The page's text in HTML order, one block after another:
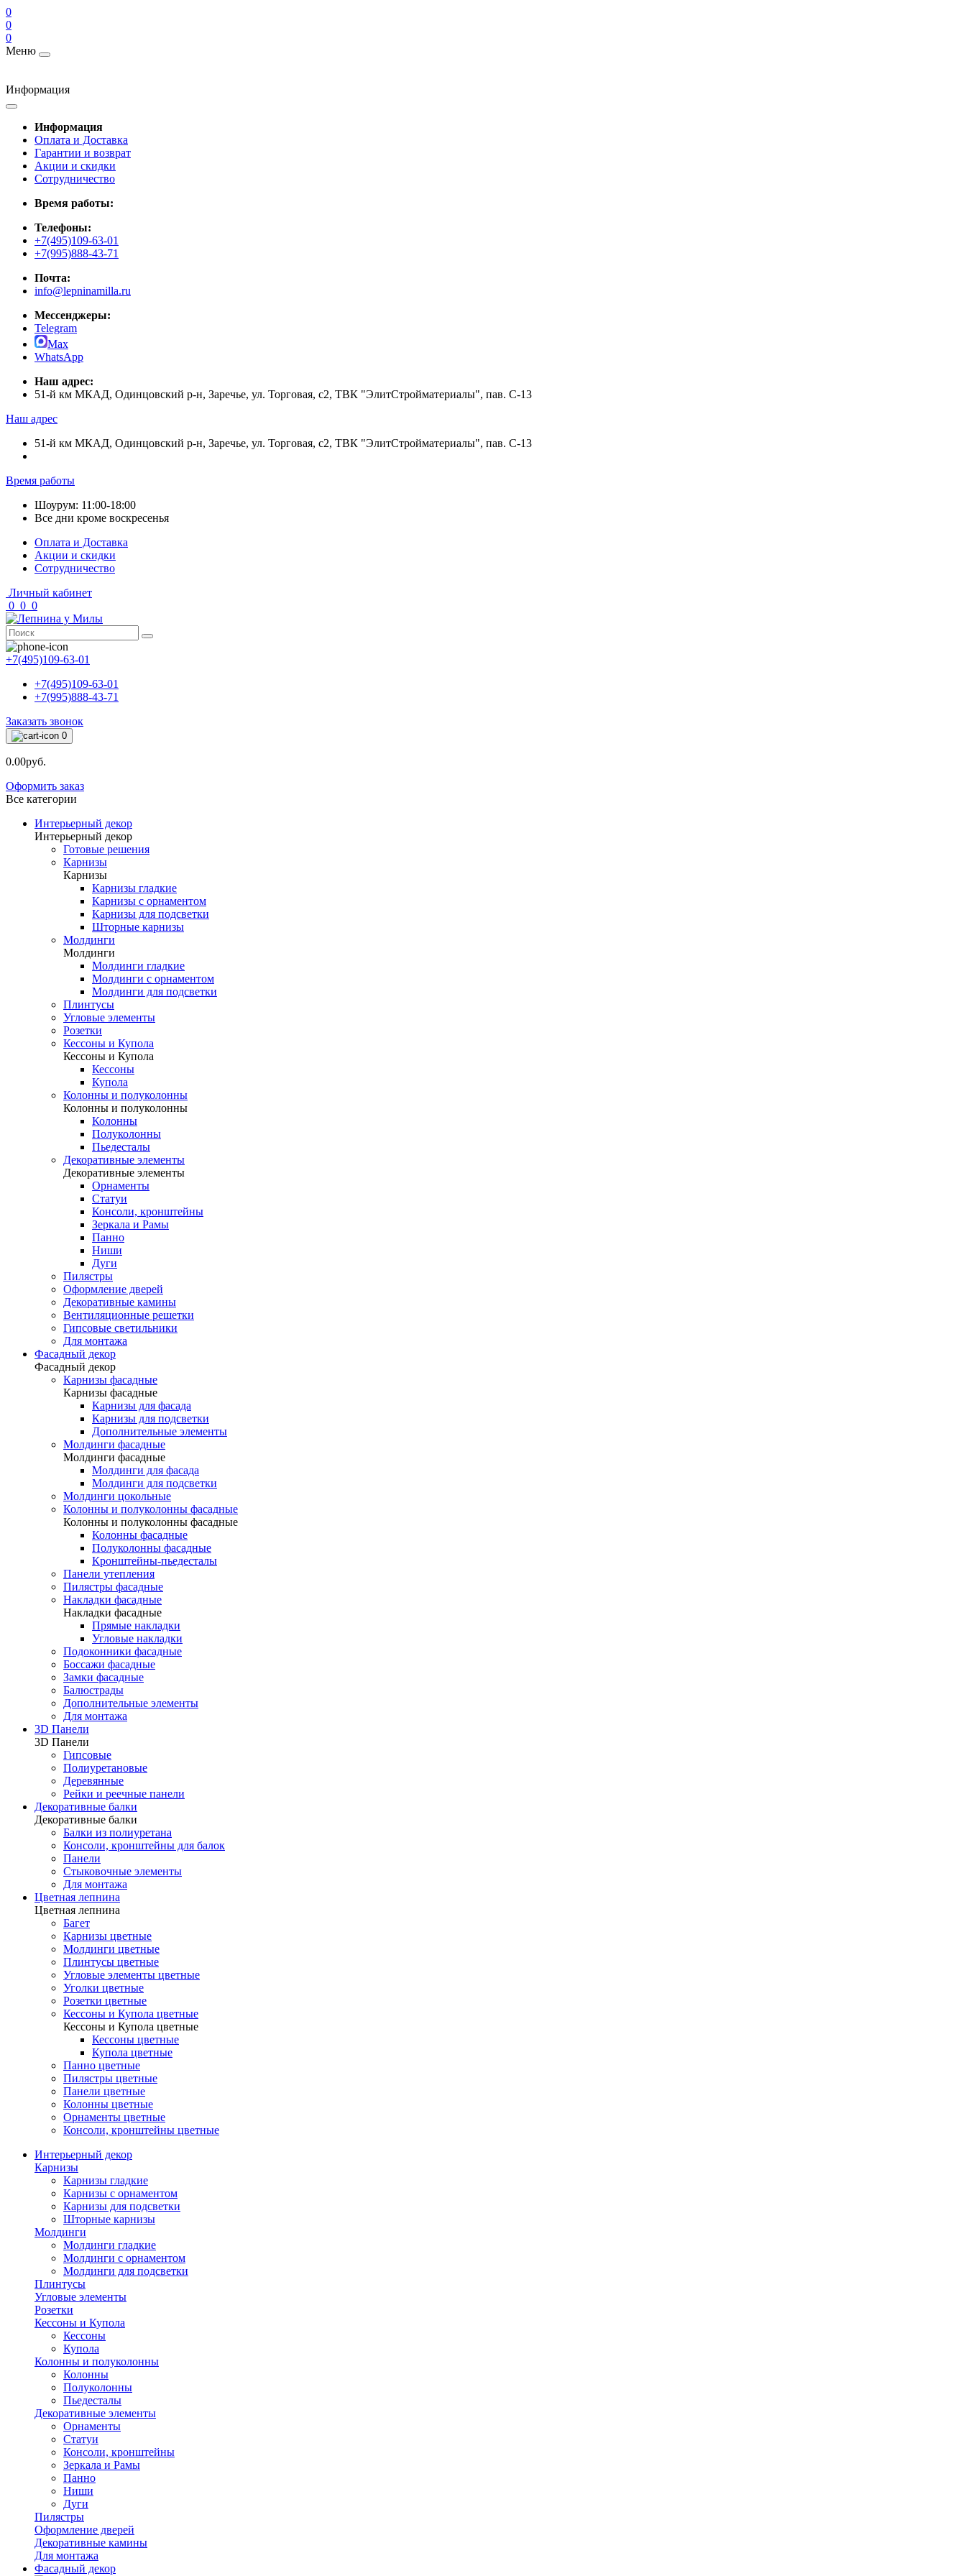
0
0
0
Меню
Информация
Информация
Оплата и Доставка
Гарантии и возврат
Акции и скидки
Cотрудничество
Время работы:
Телефоны:
+7(495)109-63-01
+7(995)888-43-71
Почта:
info@lepninamilla.ru
Мессенджеры:
Telegram
Max
WhatsApp
Наш адрес:
51-й км МКАД, Одинцовский р-н, Заречье, ул. Торговая, с2, ТВК "ЭлитСтройматериалы", пав. С-13
Наш адрес
51-й км МКАД, Одинцовский р-н, Заречье, ул. Торговая, с2, ТВК "ЭлитСтройматериалы", пав. С-13
Время работы
Шоурум: 11:00-18:00
Все дни кроме воскресенья
Оплата и Доставка
Акции и скидки
Cотрудничество
Личный кабинет
0 0 0
+7(495)109-63-01
+7(495)109-63-01
+7(995)888-43-71
Заказать звонок
0
0.00руб.
Оформить заказ
Все категории
Интерьерный декор
Интерьерный декор
Готовые решения
Карнизы
Карнизы
Карнизы гладкие
Карнизы с орнаментом
Карнизы для подсветки
Шторные карнизы
Молдинги
Молдинги
Молдинги гладкие
Молдинги с орнаментом
Молдинги для подсветки
Плинтусы
Угловые элементы
Розетки
Кессоны и Купола
Кессоны и Купола
Кессоны
Купола
Колонны и полуколонны
Колонны и полуколонны
Колонны
Полуколонны
Пьедесталы
Декоративные элементы
Декоративные элементы
Орнаменты
Статуи
Консоли, кронштейны
Зеркала и Рамы
Панно
Ниши
Дуги
Пилястры
Оформление дверей
Декоративные камины
Вентиляционные решетки
Гипсовые светильники
Для монтажа
Фасадный декор
Фасадный декор
Карнизы фасадные
Карнизы фасадные
Карнизы для фасада
Карнизы для подсветки
Дополнительные элементы
Молдинги фасадные
Молдинги фасадные
Молдинги для фасада
Молдинги для подсветки
Молдинги цокольные
Колонны и полуколонны фасадные
Колонны и полуколонны фасадные
Колонны фасадные
Полуколонны фасадные
Кронштейны-пьедесталы
Панели утепления
Пилястры фасадные
Накладки фасадные
Накладки фасадные
Прямые накладки
Угловые накладки
Подоконники фасадные
Боссажи фасадные
Замки фасадные
Балюстрады
Дополнительные элементы
Для монтажа
3D Панели
3D Панели
Гипсовые
Полиуретановые
Деревянные
Рейки и реечные панели
Декоративные балки
Декоративные балки
Балки из полиуретана
Консоли, кронштейны для балок
Панели
Стыковочные элементы
Для монтажа
Цветная лепнина
Цветная лепнина
Багет
Карнизы цветные
Молдинги цветные
Плинтусы цветные
Угловые элементы цветные
Уголки цветные
Розетки цветные
Кессоны и Купола цветные
Кессоны и Купола цветные
Кессоны цветные
Купола цветные
Панно цветные
Пилястры цветные
Панели цветные
Колонны цветные
Орнаменты цветные
Консоли, кронштейны цветные
Интерьерный декор
Карнизы
Карнизы гладкие
Карнизы с орнаментом
Карнизы для подсветки
Шторные карнизы
Молдинги
Молдинги гладкие
Молдинги с орнаментом
Молдинги для подсветки
Плинтусы
Угловые элементы
Розетки
Кессоны и Купола
Кессоны
Купола
Колонны и полуколонны
Колонны
Полуколонны
Пьедесталы
Декоративные элементы
Орнаменты
Статуи
Консоли, кронштейны
Зеркала и Рамы
Панно
Ниши
Дуги
Пилястры
Оформление дверей
Декоративные камины
Для монтажа
Фасадный декор